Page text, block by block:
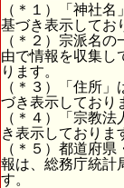
（＊１）「神社
基づき表示してお
（＊２）宗派名
由で情報を収集し
ります。
（＊３）「住所
づき表示しており
（＊４）「宗教
き表示しておりま
（＊５）都道府
報は、総務庁統計
す。